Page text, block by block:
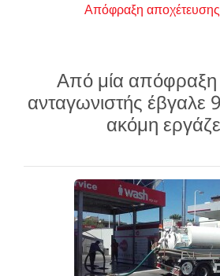
Απόφραξη
Από μία απόφραξη
ανταγωνιστής έβγαλε
ακόμη